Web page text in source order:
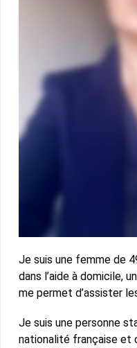
Je suis une femme de
dans l’aide à domicile,
me permet d’assister
Je suis une personne
nationalité française et